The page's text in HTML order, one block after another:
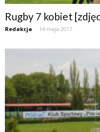
Rugby 7 kobiet
Redakcja - 14 maja 2017